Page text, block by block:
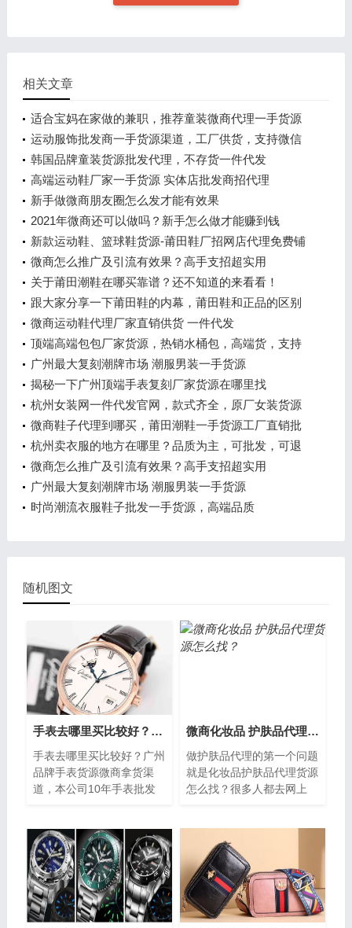
相关文章
适合宝妈在家做的兼职，推荐童装微商代理一手货源
运动服饰批发商一手货源渠道，工厂供货，支持微信
一件代发
韩国品牌童装货源批发代理，不存货一件代发
高端运动鞋厂家一手货源 实体店批发商招代理
新手做微商朋友圈怎么发才能有效果
2021年微商还可以做吗？新手怎么做才能赚到钱
新款运动鞋、篮球鞋货源-莆田鞋厂招网店代理免费铺
货
微商怎么推广及引流有效果？高手支招超实用
关于莆田潮鞋在哪买靠谱？还不知道的来看看！
跟大家分享一下莆田鞋的内幕，莆田鞋和正品的区别
微商运动鞋代理厂家直销供货 一件代发
顶端高端包包厂家货源，热销水桶包，高端货，支持
代发
广州最大复刻潮牌市场 潮服男装一手货源
揭秘一下广州顶端手表复刻厂家货源在哪里找
杭州女装网一件代发官网，款式齐全，原厂女装货源
渠道
微商鞋子代理到哪买，莆田潮鞋一手货源工厂直销批
发价
杭州卖衣服的地方在哪里？品质为主，可批发，可退
换
微商怎么推广及引流有效果？高手支招超实用
广州最大复刻潮牌市场 潮服男装一手货源
时尚潮流衣服鞋子批发一手货源，高端品质
随机图文
手表去哪里买比较好？广州品牌手表货源微商拿货渠道
手表去哪里买比较好？广州
品牌手表货源微商拿货渠
道，本公司10年手表批发
业意见专业知识...
微商化妆品 护肤品代理货源怎么找？
做护肤品代理的第一个问题
就是化妆品护肤品代理货源
怎么找？很多人都去网上
说自己是最好的...